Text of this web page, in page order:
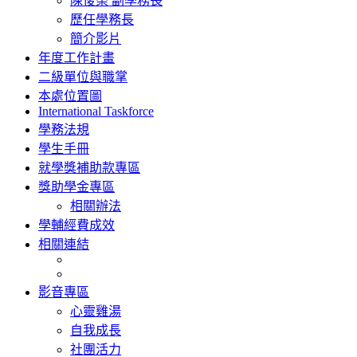
歷任學務長
簡介影片
年度工作計畫
二級單位與職掌
本處位置圖
International Taskforce
學務法規
學生手冊
就學獎補助款專區
獎助學金專區
相關辦法
學輔經費成效
相關連結
影音專區
心靈雞湯
自我成長
社團活力